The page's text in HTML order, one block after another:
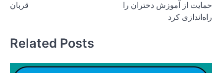
قربان
حمایت از آموزش دختران را
راه‌اندازی کرد
Related Posts